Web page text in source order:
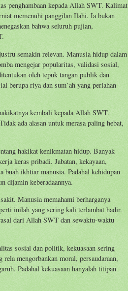
penghambaan kepada Allah SWT. Kalimat
memenuhi panggilan Ilahi. Ia bukan
bahwa seluruh pujian,
semakin relevan. Manusia hidup dalam
mengejar popularitas, validasi sosial,
oleh tepuk tangan publik dan
berupa riya dan sum’ah yang perlahan
kembali kepada Allah SWT.
ada alasan untuk merasa paling hebat,
hakikat kenikmatan hidup. Banyak
keras pribadi. Jabatan, kekayaan,
buah ikhtiar manusia. Padahal kehidupan
dijamin keberadaannya.
Manusia memahami berharganya
inilah yang sering kali terlambat hadir.
dari Allah SWT dan sewaktu-waktu
sosial dan politik, kekuasaan sering
mengorbankan moral, persaudaraan,
Padahal kekuasaan hanyalah titipan